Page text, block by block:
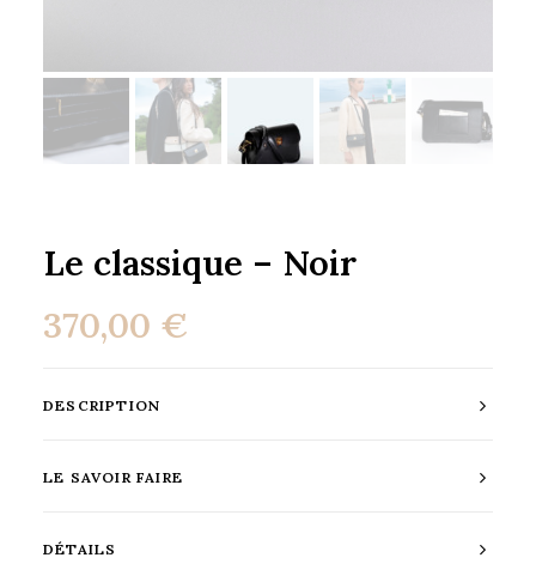
Le classique – Noir
370,00 €
DESCRIPTION
LE SAVOIR FAIRE
DÉTAILS